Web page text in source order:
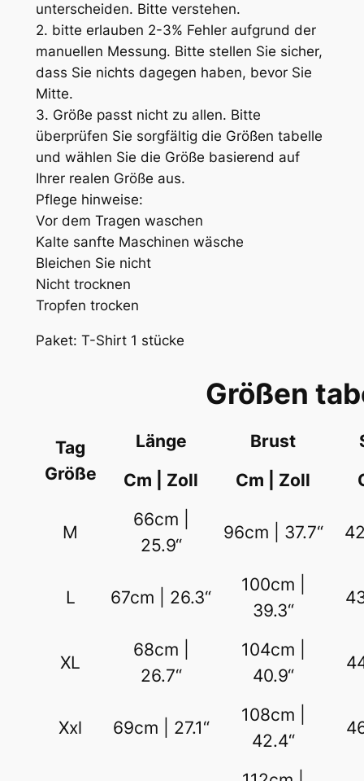
unterscheiden. Bitte verstehen.
2. bitte erlauben 2-3% Fehler aufgrund der
manuellen Messung. Bitte stellen Sie sicher,
dass Sie nichts dagegen haben, bevor Sie
Mitte.
3. Größe passt nicht zu allen. Bitte
überprüfen Sie sorgfältig die Größen tabelle
und wählen Sie die Größe basierend auf
Ihrer realen Größe aus.
Pflege hinweise:
Vor dem Tragen waschen
Kalte sanfte Maschinen wäsche
Bleichen Sie nicht
Nicht trocknen
Tropfen trocken
Paket: T-Shirt 1 stücke
Größen
Tag
Größe
Länge Brust
Cm | Zoll
Cm | Zoll
M
66cm |
25.9“
96cm | 37.7“
L 67cm | 26.3“
100cm |
39.3“
XL
68cm |
26.7“
104cm |
40.9“
Xxl 69cm | 27.1“
108cm |
42.4“